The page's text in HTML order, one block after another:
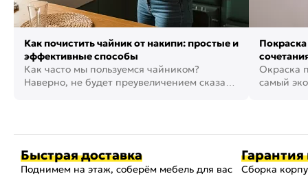
Как почистить чайник от накипи: простые и
эффективные способы
Как часто мы пользуемся чайником?
Наверно, не будет преувеличением сказать,
фото
Окраска
самый
Быстрая доставка
Поднимем на этаж, соберём мебель для вас
Гарантия
Сборка